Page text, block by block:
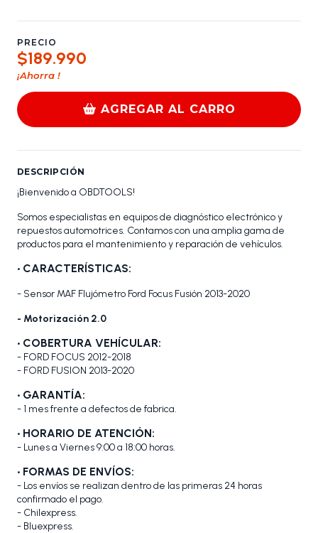
PRECIO
$189.990
¡Ahorra !
AGREGAR AL CARRO
DESCRIPCIÓN
¡Bienvenido a OBDTOOLS!
Somos especialistas en equipos de diagnóstico electrónico y
repuestos automotrices. Contamos con una amplia gama de
productos para el mantenimiento y reparación de vehículos.
• CARACTERÍSTICAS:
- Sensor MAF Flujómetro Ford Focus Fusión 2013-2020
- Motorización 2.0
• COBERTURA VEHÍCULAR:
- FORD FOCUS 2012-2018
- FORD FUSION 2013-2020
• GARANTÍA:
- 1 mes frente a defectos de fabrica.
• HORARIO DE ATENCIÓN:
- Lunes a Viernes 9:00 a 18:00 horas.
• FORMAS DE ENVÍOS:
- Los envíos se realizan dentro de las primeras 24 horas
confirmado el pago.
- Chilexpress.
- Bluexpress.